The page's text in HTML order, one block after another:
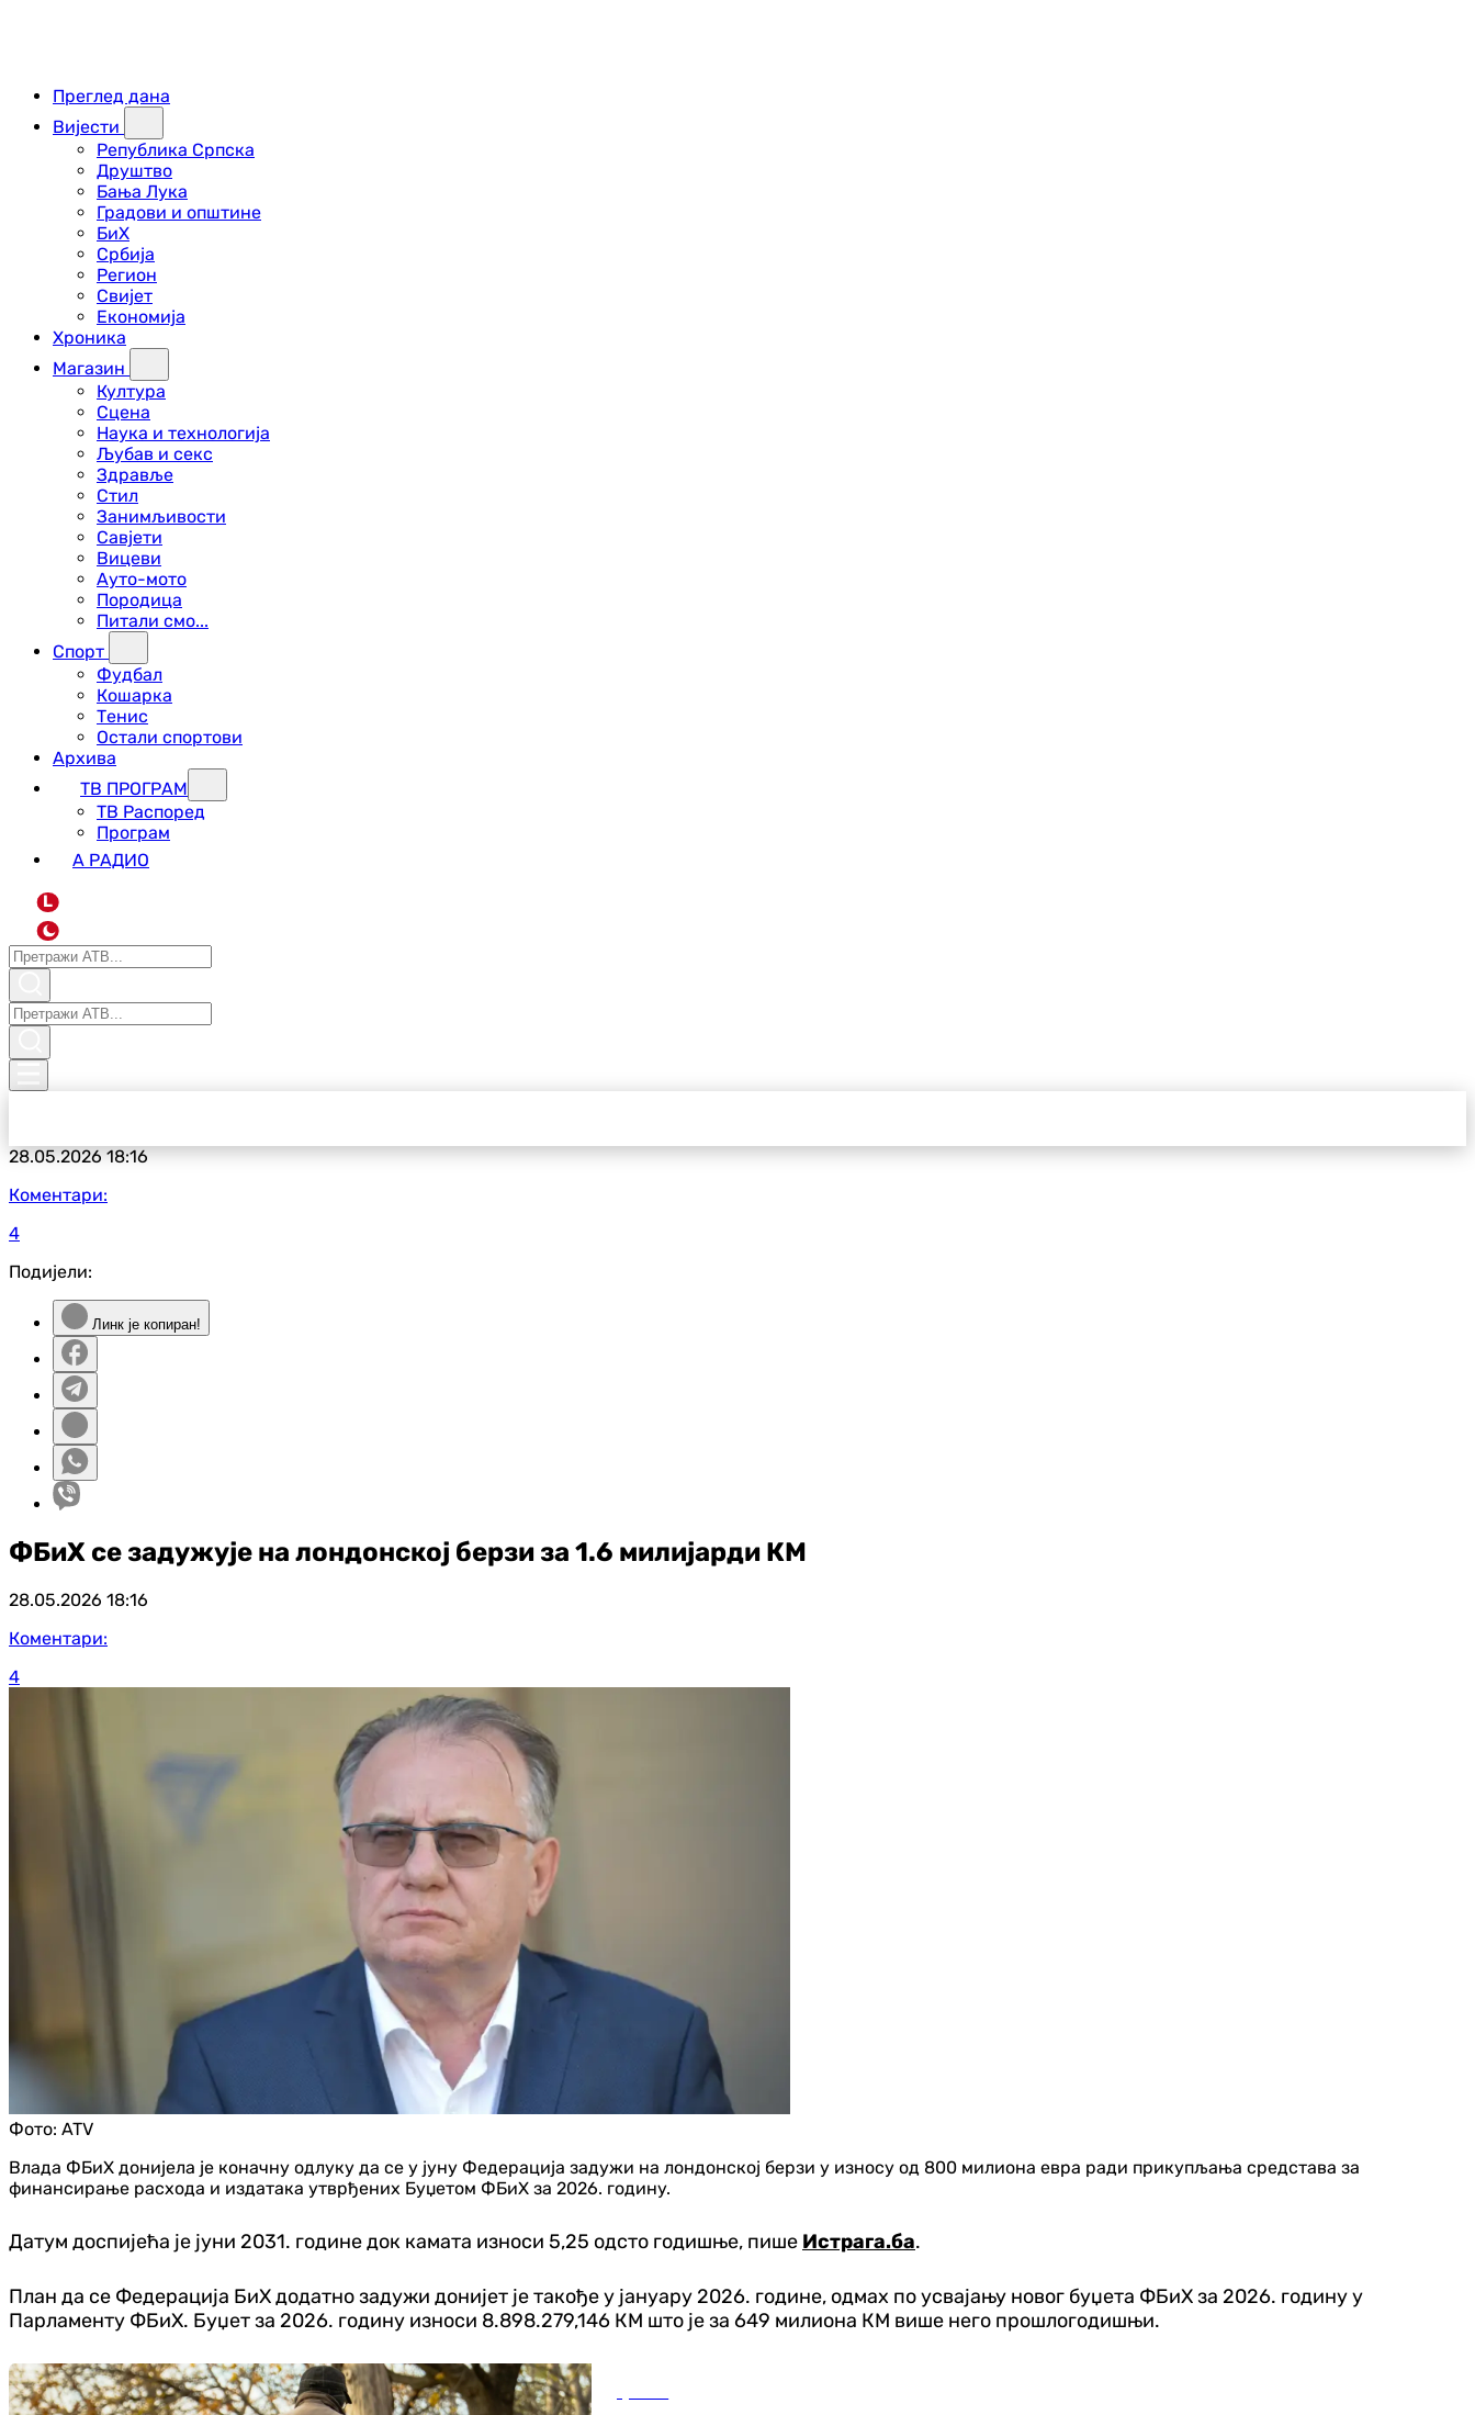
Преглед дана
Вијести
Република Српска
Друштво
Бања Лука
Градови и општине
БиХ
Србија
Регион
Свијет
Економија
Хроника
Магазин
Култура
Сцена
Наука и технологија
Љубав и секс
Здравље
Стил
Занимљивости
Савјети
Вицеви
Ауто-мото
Породица
Питали смо...
Спорт
Фудбал
Кошарка
Тенис
Остали спортови
Архива
ТВ ПРОГРАМ
ТВ Распоред
Програм
А РАДИО
L
28.05.202618:16
Коментари:
4
Подијели:
Линк је копиран!
ФБиХ се задужује на лондонској берзи за 1.6 милијарди КМ
28.05.2026 18:16
Коментари:
4
Фото: ATV
Влада ФБиХ донијела је коначну одлуку да се у јуну Федерација задужи на лондонској берзи у износу од 800 милиона евра ради прикупљања средстава за
финансирање расхода и издатака утврђених Буџетом ФБиХ за 2026. годину.
Датум доспијећа је јуни 2031. године док камата износи 5,25 одсто годишње, пише Истрага.ба.
План да се Федерација БиХ додатно задужи донијет је такође у јануару 2026. године, одмах по усвајању новог буџета ФБиХ за 2026. годину у
Парламенту ФБиХ. Буџет за 2026. годину износи 8.898.279,146 КМ што је за 649 милиона КМ више него прошлогодишњи.